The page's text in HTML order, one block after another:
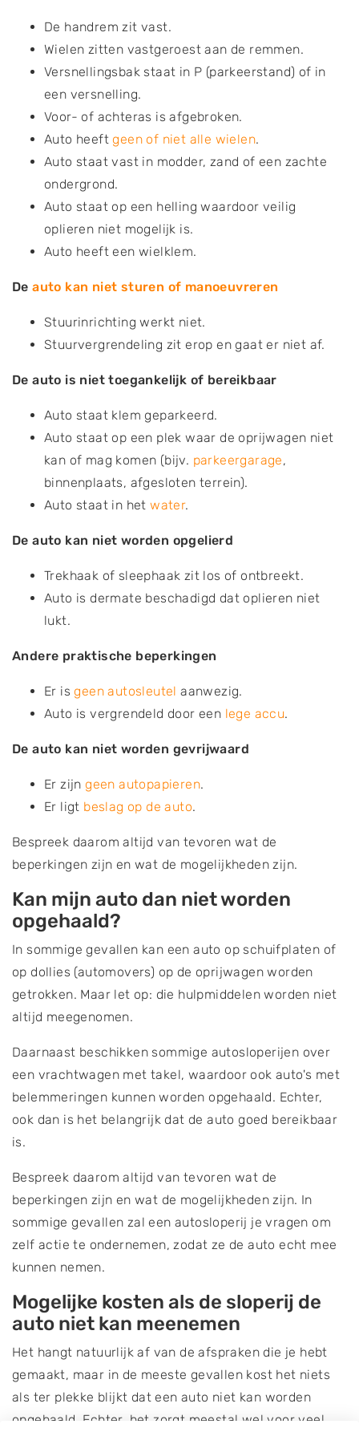
De handrem zit vast.
Wielen zitten vastgeroest aan de remmen.
Versnellingsbak staat in P (parkeerstand) of in
een versnelling.
Voor- of achteras is afgebroken.
Auto heeftgeen of niet alle wielen.
Auto staat vast in modder, zand of een zachte
ondergrond.
Auto staat op een helling waardoor veilig
oplieren niet mogelijk is.
Auto heeft een wielklem.
Deauto kan niet sturen of manoeuvreren
Stuurinrichting werkt niet.
Stuurvergrendeling zit erop en gaat er niet af.
De auto is niet toegankelijk of bereikbaar
Auto staat klem geparkeerd.
Auto staat op een plek waar de oprijwagen niet
kan of mag komen (bijv. parkeergarage,
binnenplaats, afgesloten terrein).
Auto staat in hetwater.
De auto kan niet worden opgelierd
Trekhaak of sleephaak zit los of ontbreekt.
Auto is dermate beschadigd dat oplieren niet
lukt.
Andere praktische beperkingen
Er isgeen autosleutel aanwezig.
Auto is vergrendeld door een lege accu.
De auto kan niet worden gevrijwaard
Er zijngeen autopapieren.
Er ligt beslag op de auto.
Bespreek daarom altijd van tevoren wat de
beperkingen zijn en wat de mogelijkheden zijn.
Kan mijn auto dan niet worden
opgehaald?
In sommige gevallen kan een auto op schuifplaten of
op dollies (automovers) op de oprijwagen worden
getrokken. Maar let op: die hulpmiddelen worden niet
altijd meegenomen.
Daarnaast beschikken sommige autosloperijen over
een vrachtwagen met takel, waardoor ook auto's met
belemmeringen kunnen worden opgehaald. Echter,
ook dan is het belangrijk dat de auto goed bereikbaar
is.
Bespreek daarom altijd van tevoren wat de
beperkingen zijn en wat de mogelijkheden zijn. In
sommige gevallen zal een autosloperij je vragen om
zelf actie te ondernemen, zodat ze de auto echt mee
kunnen nemen.
Mogelijke kosten als de sloperij de
auto niet kan meenemen
Het hangt natuurlijk af van de afspraken die je hebt
gemaakt, maar in de meeste gevallen kost het niets
als ter plekke blijkt dat een auto niet kan worden
opgehaald. Echter, het zorgt meestal wel voor veel